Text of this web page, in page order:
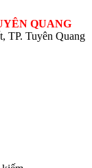
QUANG
TP. Tuyên Quang